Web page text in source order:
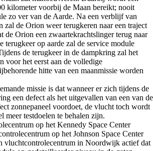
kilometer voorbij de Maan bereikt; nooit
zo ver van de Aarde. Na een verblijf van
zal de Orion weer terugkeren naar een traject
de Orion een zwaartekrachtslinger terug naar
terugkeer op aarde zal de service module
de terugkeer in de dampkring zal het
voor het eerst aan de volledige
hitte van een maanmissie worden
missie is dat wanneer er zich tijdens de
een defect als het uitgevallen van een van de
zonnepaneel voordoet, de vlucht toch wordt
meer testdoelen te behalen zijn.
op het Kennedy Space Center
op het Johnson Space Center
vluchtcontrolecentrum in Noordwijk actief dat